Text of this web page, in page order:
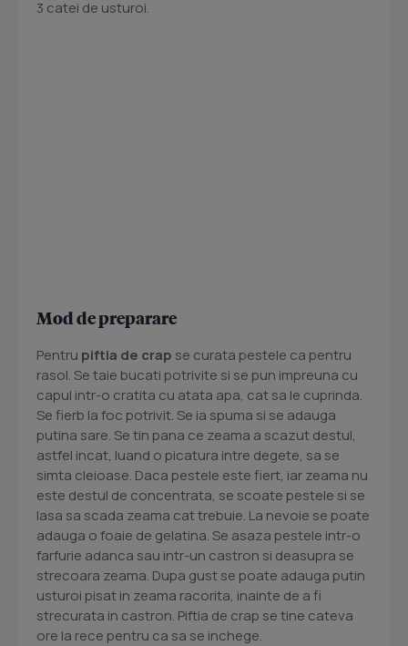
3 catei de usturoi.
Mod de preparare
Pentru piftia de crap se curata pestele ca pentru
rasol. Se taie bucati potrivite si se pun impreuna cu
capul intr-o cratita cu atata apa, cat sa le cuprinda.
Se fierb la foc potrivit. Se ia spuma si se adauga
putina sare. Se tin pana ce zeama a scazut destul,
astfel incat, luand o picatura intre degete, sa se
simta cleioase. Daca pestele este fiert, iar zeama nu
este destul de concentrata, se scoate pestele si se
lasa sa scada zeama cat trebuie. La nevoie se poate
adauga o foaie de gelatina. Se asaza pestele intr-o
farfurie adanca sau intr-un castron si deasupra se
strecoara zeama. Dupa gust se poate adauga putin
usturoi pisat in zeama racorita, inainte de a fi
strecurata in castron. Piftia de crap se tine cateva
ore la rece pentru ca sa se inchege.